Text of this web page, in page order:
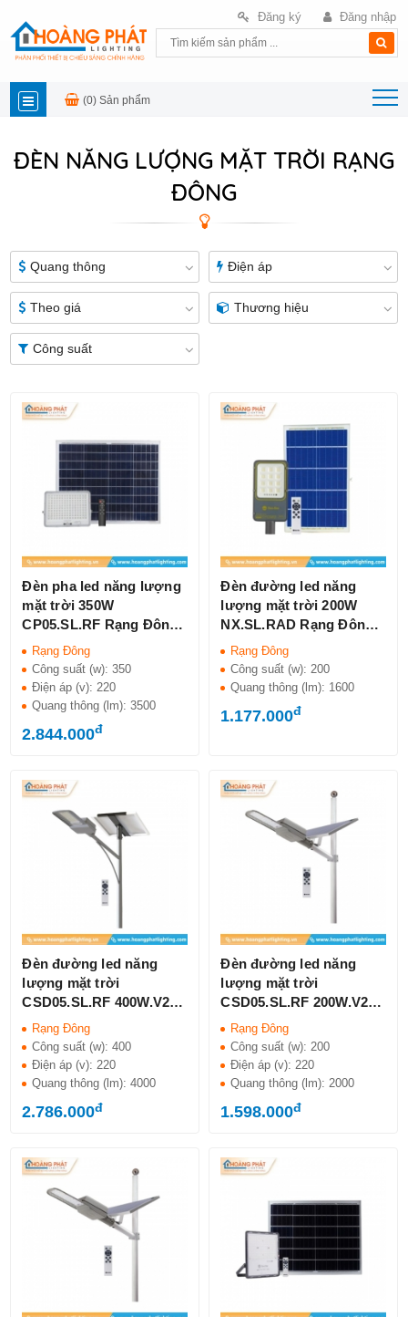
Đăng ký Đăng nhập
MỤC
(0)Sản phẩm
ĐÈN NĂNG LƯỢNG MẶT TRỜI RẠNG
ĐÔNG
Quang thông Điện áp
Theo giá Thương hiệu
Công suất
Đèn pha led năng lượng
mặt trời 350W
CP05.SL.RF Rạng Đông
IP65
Rạng Đông
Công suất (w):350
Điện áp (v):220
Quang thông (lm):3500
2.844.000đ
Đèn đường led năng
lượng mặt trời 200W
NX.SL.RAD Rạng Đông
IP66
Rạng Đông
Công suất (w):200
Quang thông (lm): 1600
1.177.000đ
Đèn đường led năng
lượng mặt trời
CSD05.SL.RF 400W.V2
Rạng Đông IP66
Rạng Đông
Công suất (w):400
Điện áp (v):220
Quang thông (lm):4000
2.786.000đ
Đèn đường led năng
lượng mặt trời
CSD05.SL.RF 200W.V2
Rạng Đông IP66
Rạng Đông
Công suất (w):200
Điện áp (v):220
Quang thông (lm):2000
1.598.000đ